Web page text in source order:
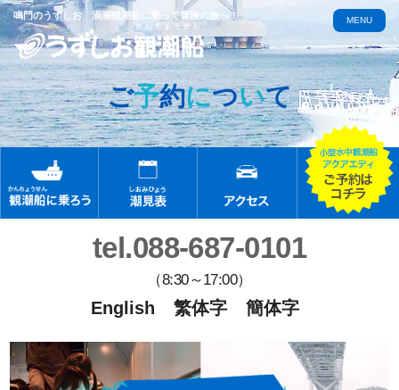
鳴門のうずしお 渦潮観潮船に乗って冒険の旅へ！
tel.088-687-0101
（8:30～17:00）
English 繁体字 簡体字
MENU
ご予約について